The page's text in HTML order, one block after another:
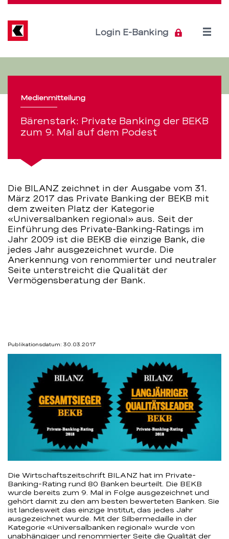
Private
Banking
der
BEKB
zum
9.
Mal
auf
dem
Podest
BEKB
Direkt
Inhalt
Login E-Banking
Open
Medienmitteilung
Bärenstark: Private Banking der BEKB
zum 9. Mal auf dem Podest
Die BILANZ zeichnet in der Ausgabe vom 31.
März 2017 das Private Banking der BEKB mit
dem zweiten Platz der Kategorie
«Universalbanken regional» aus. Seit der
Einführung des Private-Banking-Ratings im
Jahr 2009 ist die BEKB die einzige Bank, die
jedes Jahr ausgezeichnet wurde. Die
Anerkennung von renommierter und neutraler
Seite unterstreicht die Qualität der
Vermögensberatung der Bank.
Publikationsdatum: 30.03.2017
Die Wirtschaftszeitschrift BILANZ hat im Private-
Banking-Rating rund 80 Banken beurteilt. Die BEKB
wurde bereits zum 9. Mal in Folge ausgezeichnet und
gehört damit zu den am besten bewerteten Banken. Sie
ist landesweit das einzige Institut, das jedes Jahr
ausgezeichnet wurde. Mit der Silbermedaille in der
Kategorie «Universalbanken regional» wurde von
unabhängiger und renommierter Seite die Qualität der